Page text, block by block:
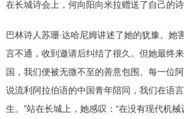
在长城诗会上，何向阳向米拉赠送了自己的诗
巴林诗人苏珊·达哈尼姆讲述了她的犹豫。她
言不通，收到邀请后纠结了很久。但她最终
国，我们便被无微不至的善意包围。每一位
说流利阿拉伯语的中国青年陪同，我们在语
生。”站在长城上，她感叹：“在没有现代机